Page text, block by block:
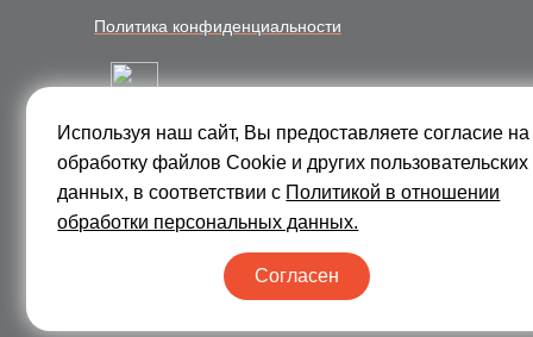
Политика конфиденциальности
Подписаться на рассылку:
Подписаться
Я согласен на
обработку персональных данных
Используя наш сайт, Вы предоставляете согласие на
обработку файлов Сookie и других пользовательских
данных, в соответствии с Политикой в отношении
обработки персональных данных.
Согласен